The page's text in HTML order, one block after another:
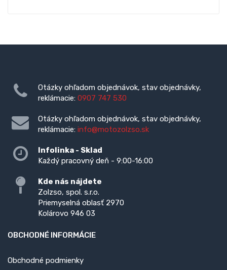
Otázky ohľadom objednávok, stav objednávky,
reklámacie: 0907 747 530
Otázky ohľadom objednávok, stav objednávky,
reklámacie: info@motozolzso.sk
Infolinka - Sklad
Každý pracovný deň - 9:00-16:00
Kde nás nájdete
Zolzso, spol. s.r.o.
Priemyselná oblasť 2970
Kolárovo 946 03
OBCHODNÉ INFORMÁCIE
Obchodné podmienky